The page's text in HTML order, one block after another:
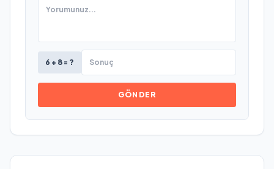
6 + 8 = ?
GÖNDER